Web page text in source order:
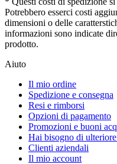
Potrebbero esserci costi
dimensioni o delle
informazioni sono indicate
prodotto.
Aiuto
Il mio ordine
Spedizione e consegna
Resi e rimborsi
Opzioni di pagamento
Promozioni e buoni
Hai bisogno di
Clienti aziendali
Il mio account